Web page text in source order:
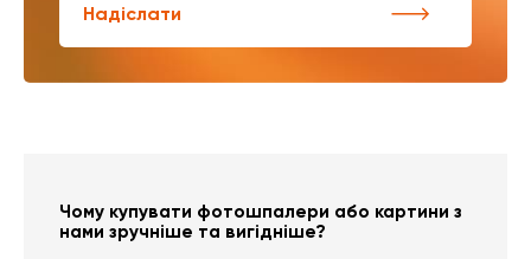
Надіслати
Чому купувати фотошпалери або картини з
нами зручніше та вигідніше?